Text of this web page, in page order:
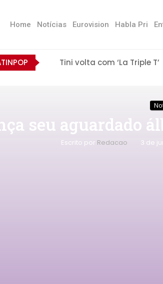
Home Notícias Eurovision Habla Pri
Tini volta com ‘La Triple T’
seu aguardado
Escrito por Redacao 3 de